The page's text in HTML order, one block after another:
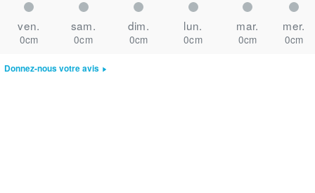
ven. sam. dim. lun. mar. mer.
0cm 0cm 0cm 0cm 0cm 0cm
Donnez-nous votre avis